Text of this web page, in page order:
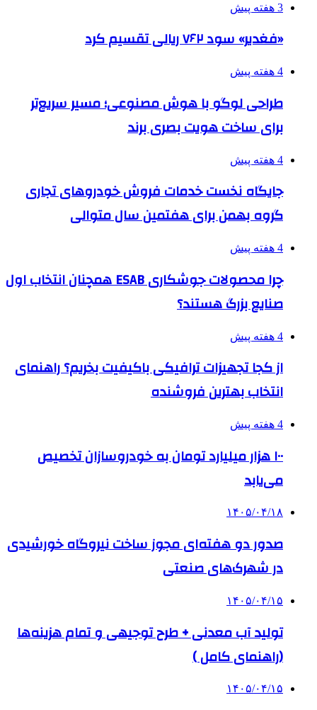
3 هفته پیش
«فغدیر» سود ۷۶۲ ریالی تقسیم کرد
4 هفته پیش
طراحی لوگو با هوش مصنوعی؛ مسیر سریع‌تر
برای ساخت هویت بصری برند
4 هفته پیش
جایگاه نخست خدمات فروش خودروهای تجاری
گروه بهمن برای هفتمین سال متوالی
4 هفته پیش
چرا محصولات جوشکاری ESAB همچنان انتخاب اول
صنایع بزرگ هستند؟
4 هفته پیش
از کجا تجهیزات ترافیکی باکیفیت بخریم؟ راهنمای
انتخاب بهترین فروشنده
4 هفته پیش
۱۰۰ هزار میلیارد تومان به خودروسازان تخصیص
می‌یابد
۱۴۰۵/۰۴/۱۸
صدور دو هفته‌ای مجوز ساخت نیروگاه خورشیدی
در شهرک‌های صنعتی
۱۴۰۵/۰۴/۱۵
تولید آب معدنی + طرح توجیهی و تمام هزینه‌ها
(راهنمای کامل )
۱۴۰۵/۰۴/۱۵